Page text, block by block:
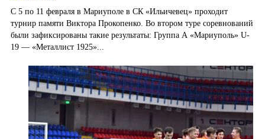
С 5 по 11 февраля в Мариуполе в СК «Ильичевец» проходит
турнир памяти Виктора Прокопенко. Во втором туре соревнований
были зафиксированы такие результаты: Группа А «Мариуполь» U-
19 — «Металлист 1925»...